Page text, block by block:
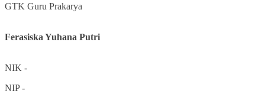
GTK Guru Prakarya
Ferasiska Yuhana Putri
NIK -
NIP-